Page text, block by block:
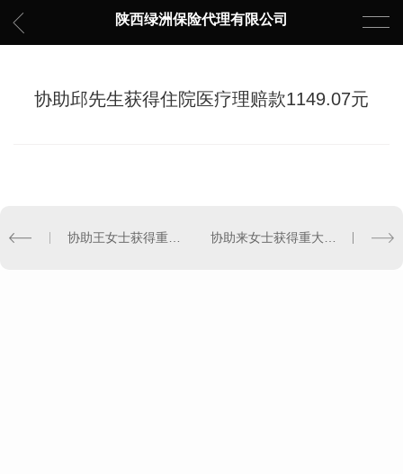
陕西绿洲保险代理有限公司
协助邱先生获得住院医疗理赔款1149.07元